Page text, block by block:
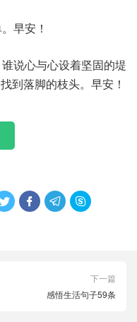
早安！
说心与心设着坚固的堤
到落脚的枝头。早安！
   
下一篇
感悟生活句子59条